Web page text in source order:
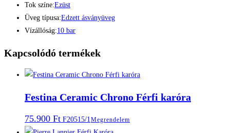
Tok színe:Ezüst
Üveg típusa:Edzett ásványüveg
Vízállóság:10 bar
Kapcsolódó termékek
Festina Ceramic Chrono Férfi karóra
75.900 Ft F20515/1 Megrendelem